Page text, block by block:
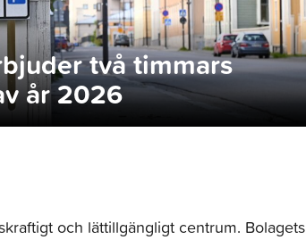
två timmars
år 2026
och lättillgängligt centrum. Bolagets